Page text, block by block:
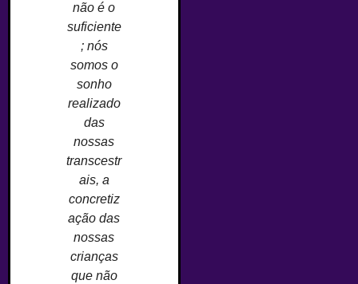
não é o
suficiente
; nós
somos o
sonho
realizado
das
nossas
transcestr
ais, a
concretiz
ação das
nossas
crianças
que não